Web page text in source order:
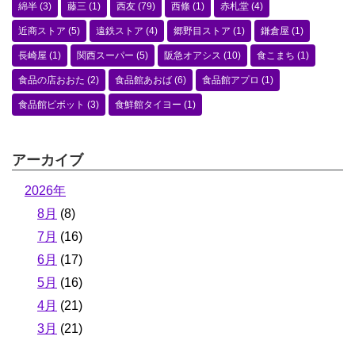
綿半 (3) 藤三 (1) 西友 (79) 西條 (1) 赤札堂 (4)
近商ストア (5) 遠鉄ストア (4) 郷野目ストア (1) 鎌倉屋 (1)
長崎屋 (1) 関西スーパー (5) 阪急オアシス (10) 食こまち (1)
食品の店おおた (2) 食品館あおば (6) 食品館アプロ (1)
食品館ピボット (3) 食鮮館タイヨー (1)
アーカイブ
2026年
8月 (8)
7月 (16)
6月 (17)
5月 (16)
4月 (21)
3月 (21)